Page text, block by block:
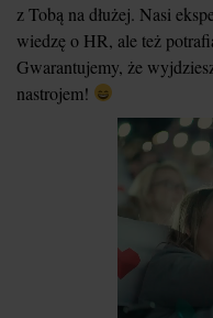
z Tobą na dłużej. Nasi
wiedzę o HR, ale też
Gwarantujemy, że
nastrojem!